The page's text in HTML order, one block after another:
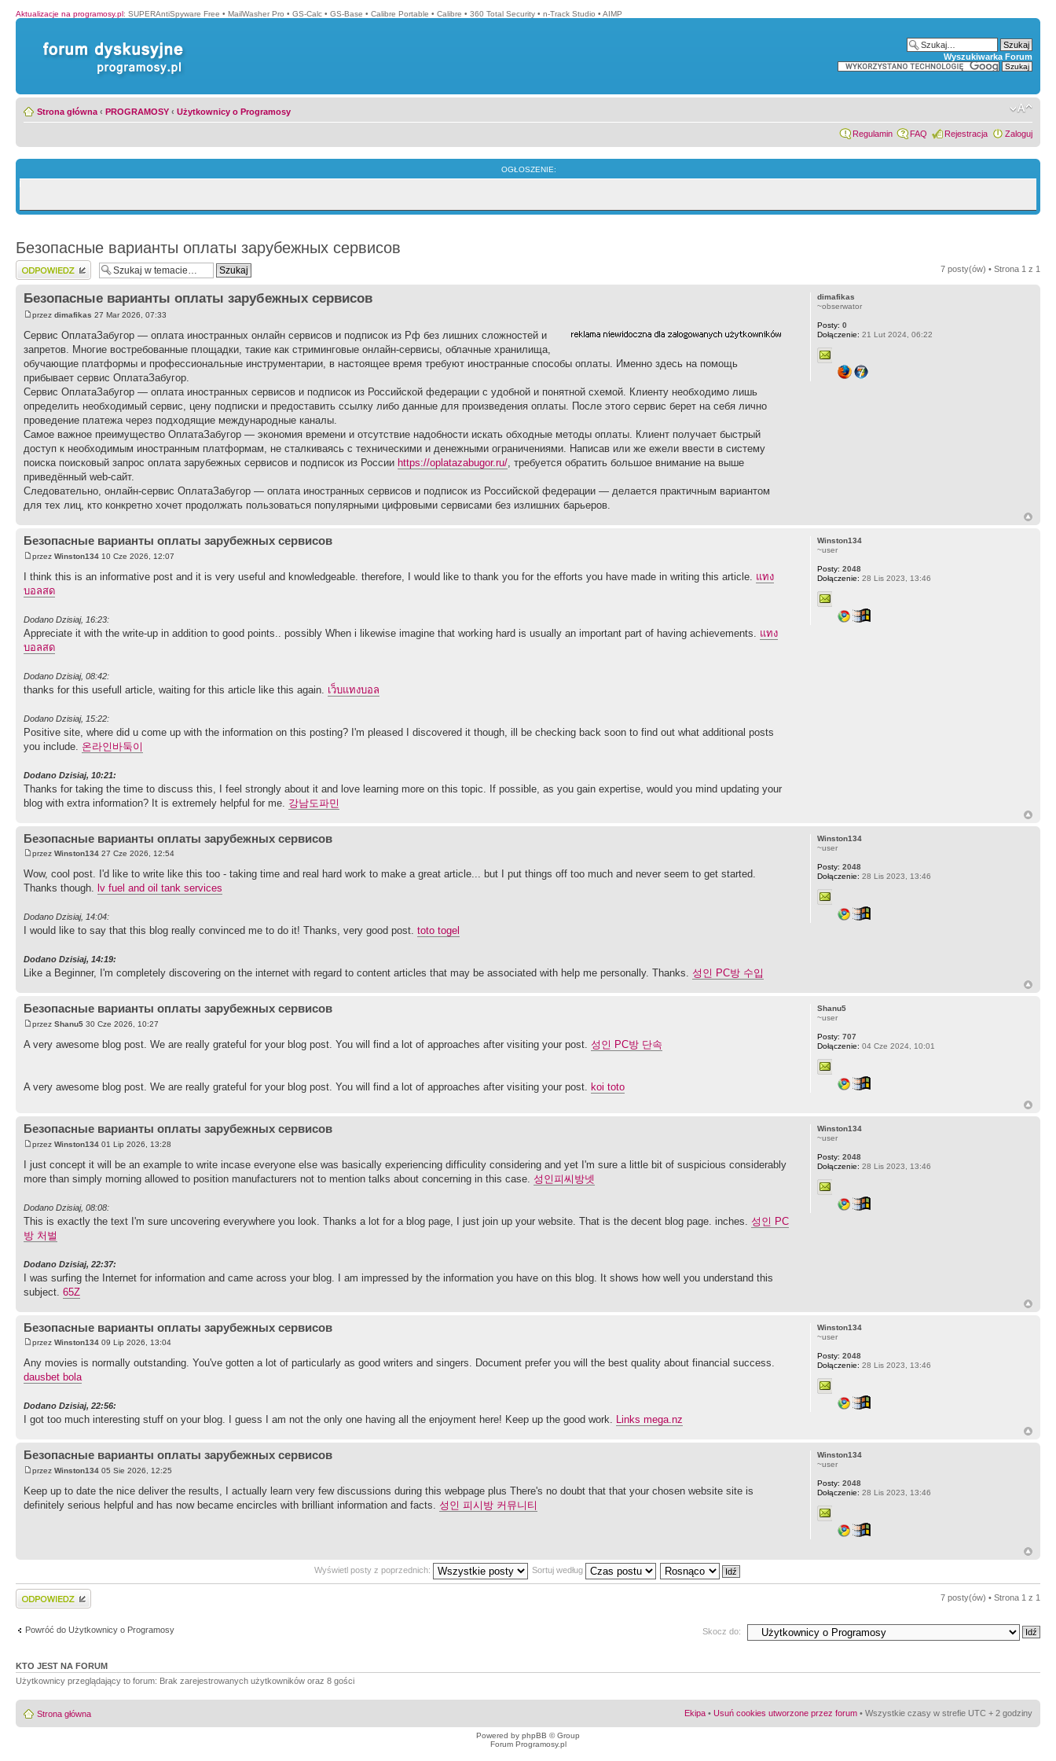
Aktualizacje na programosy.pl: SUPERAntiSpyware Free • MailWasher Pro • GS-Calc • GS-Base • Calibre Portable • Calibre • 360 Total Security • n-Track Studio • AIMP
Wyszukiwarka Forum
Strona główna ‹ PROGRAMOSY ‹ Użytkownicy o Programosy
Regulamin FAQ Rejestracja Zaloguj
OGŁOSZENIE:
Безопасные варианты оплаты зарубежных сервисов
Wyślij odpowiedź 7 posty(ów) • Strona 1 z 1
Безопасные варианты оплаты зарубежных сервисов
przez dimafikas 27 Mar 2026, 07:33
Сервис ОплатаЗабугор — оплата иностранных онлайн сервисов и подписок из Рф без лишних сложностей и
запретов. Многие востребованные площадки, такие как стриминговые онлайн-сервисы, облачные хранилища,
обучающие платформы и профессиональные инструментарии, в настоящее время требуют иностранные способы оплаты. Именно здесь на помощь
прибывает сервис ОплатаЗабугор.
Сервис ОплатаЗабугор — оплата иностранных сервисов и подписок из Российской федерации с удобной и понятной схемой. Клиенту необходимо лишь
определить необходимый сервис, цену подписки и предоставить ссылку либо данные для произведения оплаты. После этого сервис берет на себя лично
проведение платежа через подходящие международные каналы.
Самое важное преимущество ОплатаЗабугор — экономия времени и отсутствие надобности искать обходные методы оплаты. Клиент получает быстрый
доступ к необходимым иностранным платформам, не сталкиваясь с техническими и денежными ограничениями. Написав или же ежели ввести в систему
поиска поисковый запрос оплата зарубежных сервисов и подписок из России https://oplatazabugor.ru/, требуется обратить большое внимание на выше
приведённый web-сайт.
Следовательно, онлайн-сервис ОплатаЗабугор — оплата иностранных сервисов и подписок из Российской федерации — делается практичным вариантом
для тех лиц, кто конкретно хочет продолжать пользоваться популярными цифровыми сервисами без излишних барьеров.
dimafikas
~obserwator
Posty: 0
Dołączenie: 21 Lut 2024, 06:22
Безопасные варианты оплаты зарубежных сервисов
przez Winston134 10 Cze 2026, 12:07
I think this is an informative post and it is very useful and knowledgeable. therefore, I would like to thank you for the efforts you have made in writing this article. แทง
บอลสด
Dodano Dzisiaj, 16:23:
Appreciate it with the write-up in addition to good points.. possibly When i likewise imagine that working hard is usually an important part of having achievements. แทง
บอลสด
Dodano Dzisiaj, 08:42:
thanks for this usefull article, waiting for this article like this again. เว็บแทงบอล
Dodano Dzisiaj, 15:22:
Positive site, where did u come up with the information on this posting? I'm pleased I discovered it though, ill be checking back soon to find out what additional posts
you include. 온라인바둑이
Dodano Dzisiaj, 10:21:
Thanks for taking the time to discuss this, I feel strongly about it and love learning more on this topic. If possible, as you gain expertise, would you mind updating your
blog with extra information? It is extremely helpful for me. 강남도파민
Winston134
~user
Posty: 2048
Dołączenie: 28 Lis 2023, 13:46
Безопасные варианты оплаты зарубежных сервисов
przez Winston134 27 Cze 2026, 12:54
Wow, cool post. I'd like to write like this too - taking time and real hard work to make a great article... but I put things off too much and never seem to get started.
Thanks though. lv fuel and oil tank services
Dodano Dzisiaj, 14:04:
I would like to say that this blog really convinced me to do it! Thanks, very good post. toto togel
Dodano Dzisiaj, 14:19:
Like a Beginner, I'm completely discovering on the internet with regard to content articles that may be associated with help me personally. Thanks. 성인 PC방 수입
Winston134
~user
Posty: 2048
Dołączenie: 28 Lis 2023, 13:46
Безопасные варианты оплаты зарубежных сервисов
przez Shanu5 30 Cze 2026, 10:27
A very awesome blog post. We are really grateful for your blog post. You will find a lot of approaches after visiting your post. 성인 PC방 단속
A very awesome blog post. We are really grateful for your blog post. You will find a lot of approaches after visiting your post. koi toto
Shanu5
~user
Posty: 707
Dołączenie: 04 Cze 2024, 10:01
Безопасные варианты оплаты зарубежных сервисов
przez Winston134 01 Lip 2026, 13:28
I just concept it will be an example to write incase everyone else was basically experiencing difficulity considering and yet I'm sure a little bit of suspicious considerably
more than simply morning allowed to position manufacturers not to mention talks about concerning in this case. 성인피씨방넷
Dodano Dzisiaj, 08:08:
This is exactly the text I'm sure uncovering everywhere you look. Thanks a lot for a blog page, I just join up your website. That is the decent blog page. inches. 성인 PC
방 처벌
Dodano Dzisiaj, 22:37:
I was surfing the Internet for information and came across your blog. I am impressed by the information you have on this blog. It shows how well you understand this
subject. 65Z
Winston134
~user
Posty: 2048
Dołączenie: 28 Lis 2023, 13:46
Безопасные варианты оплаты зарубежных сервисов
przez Winston134 09 Lip 2026, 13:04
Any movies is normally outstanding. You've gotten a lot of particularly as good writers and singers. Document prefer you will the best quality about financial success.
dausbet bola
Dodano Dzisiaj, 22:56:
I got too much interesting stuff on your blog. I guess I am not the only one having all the enjoyment here! Keep up the good work. Links mega.nz
Winston134
~user
Posty: 2048
Dołączenie: 28 Lis 2023, 13:46
Безопасные варианты оплаты зарубежных сервисов
przez Winston134 05 Sie 2026, 12:25
Keep up to date the nice deliver the results, I actually learn very few discussions during this webpage plus There's no doubt that that your chosen website site is
definitely serious helpful and has now became encircles with brilliant information and facts. 성인 피시방 커뮤니티
Winston134
~user
Posty: 2048
Dołączenie: 28 Lis 2023, 13:46
Wyświetl posty z poprzednich: Sortuj według
Wyślij odpowiedź 7 posty(ów) • Strona 1 z 1
Powróć do Użytkownicy o Programosy Skocz do:
KTO JEST NA FORUM
Użytkownicy przeglądający to forum: Brak zarejestrowanych użytkowników oraz 8 gości
Strona główna Ekipa • Usuń cookies utworzone przez forum • Wszystkie czasy w strefie UTC + 2 godziny
Powered by phpBB © Group
Forum Programosy.pl